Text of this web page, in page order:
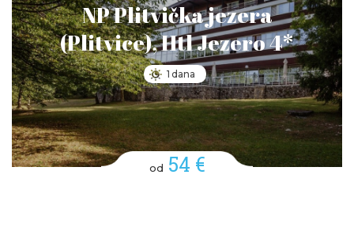
NP Plitvička jezera
(Plitvice), Htl Jezero 4*
1 dana
od 54 €